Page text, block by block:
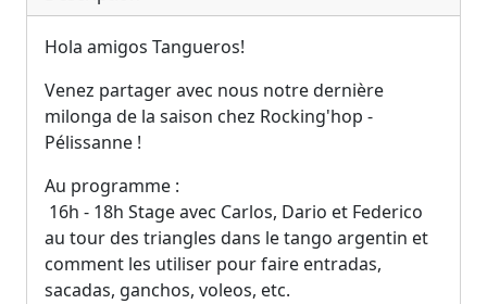
Hola amigos Tangueros!
Venez partager avec nous notre dernière
milonga de la saison chez Rocking'hop -
Pélissanne !
Au programme :
16h - 18h Stage avec Carlos, Dario et Federico
au tour des triangles dans le tango argentin et
comment les utiliser pour faire entradas,
sacadas, ganchos, voleos, etc.